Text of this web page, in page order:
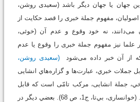
جهان یا جهان دیگر باشد (سعیدی روشن،
از اصوليان، مفهوم جملة‌ خبری را قصد حکایت از
نه خود وقوع و عدم آن (خوئی،
بيشتر علما نیز مفهوم جملة‌ خبری را وقوع یا عدم
از آن خبر داده می‌شود
(سعیدی روشن،
جملات خبري، عبارت‌ها و گزاره‌هاي انشايی
جملة‌ انشايی، مرکب تامّی است که قابل
تصدیق و تکذیب نيست. (خوانساری، بي‌تا، ج1، ص 68). بعضي ديگر در